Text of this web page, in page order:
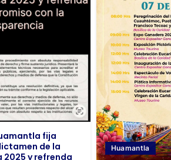
fija
de la
2025 y refrenda
Huamantla